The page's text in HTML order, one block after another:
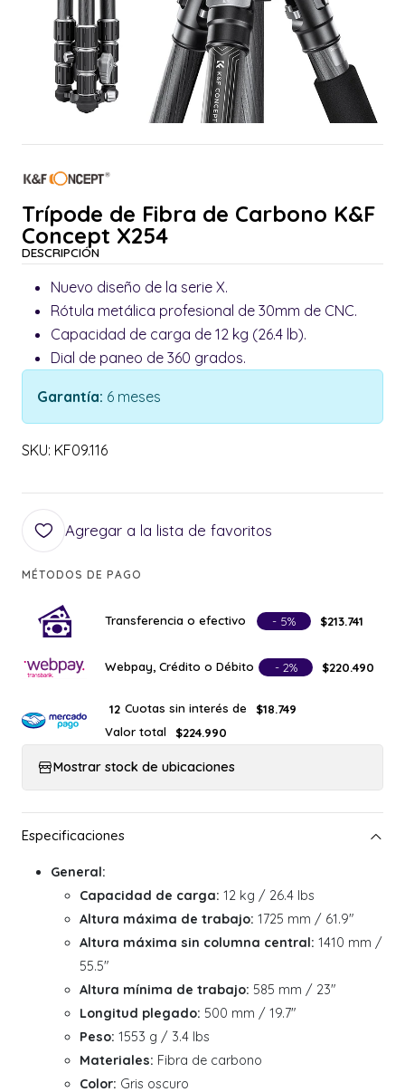
Trípode de Fibra de Carbono K&F
Concept X254
DESCRIPCIÓN
Nuevo diseño de la serie X.
Rótula metálica profesional de 30mm de CNC.
Capacidad de carga de 12 kg (26.4 lb).
Dial de paneo de 360 grados.
Garantía: 6 meses
SKU: KF09.116
Agregar a la lista de favoritos
MÉTODOS DE PAGO
Transferencia o efectivo - 5% $213.741
Webpay, Crédito o Débito - 2% $220.490
12 Cuotas sin interés de
$18.749
Valor total
$224.990
Mostrar stock de ubicaciones
General:
Capacidad de carga: 12 kg / 26.4 lbs
Altura máxima de trabajo: 1725 mm / 61.9"
Altura máxima sin columna central: 1410 mm /
55.5"
Altura mínima de trabajo: 585 mm / 23"
Longitud plegado: 500 mm / 19.7"
Peso: 1553 g / 3.4 lbs
Materiales: Fibra de carbono
Color: Gris oscuro